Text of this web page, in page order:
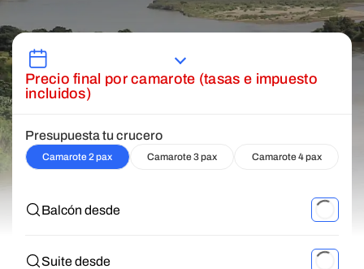
Precio final por camarote (tasas e impuesto
incluidos)
Presupuesta tu crucero
Camarote 2 pax Camarote 3 pax Camarote 4 pax
Balcón desde
Suite desde